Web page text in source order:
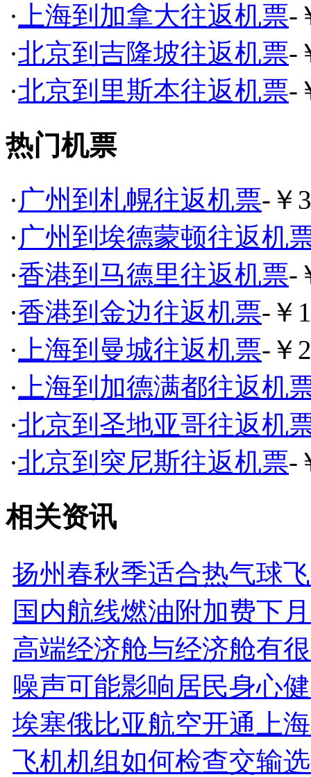
· 上海到加拿大往返机票-
·北京到吉隆坡往返机票-
·北京到里斯本往返机票-
热门机票
·广州到札幌往返机票-￥
·广州到埃德蒙顿往返机
·香港到马德里往返机票-
·香港到金边往返机票-￥
· 上海到曼城往返机票-￥
· 上海到加德满都往返机
·北京到圣地亚哥往返机
·北京到突尼斯往返机票-
相关资讯
扬州春秋季适合热气球
国内航线燃油附加费下
高端经济舱与经济舱有
噪声可能影响居民身心
埃塞俄比亚航空开通上
飞机机组如何检查交输